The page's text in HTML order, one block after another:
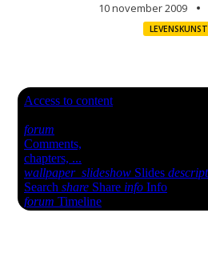
10 november 2009
LEVENSKUNST